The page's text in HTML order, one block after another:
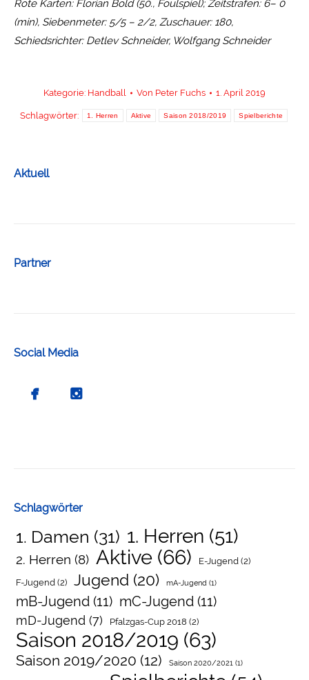
Rote Karten: Florian Bold (50., Foulspiel); Zeitstrafen: 6– 0
(min), Siebenmeter: 5/5 – 2/2, Zuschauer: 180,
Schiedsrichter: Detlev Schneider, Wolfgang Schneider
Kategorie: Handball Von Peter Fuchs 1. April 2019
Schlagwörter: 1. Herren Aktive Saison 2018/2019 Spielberichte
Aktuell
Partner
Social Media
Schlagwörter
1. Damen (31) 1. Herren (51)
2. Herren (8) Aktive (66) E-Jugend (2)
F-Jugend (2) Jugend (20) mA-Jugend (1)
mB-Jugend (11) mC-Jugend (11)
mD-Jugend (7) Pfalzgas-Cup 2018 (2)
Saison 2018/2019 (63)
Saison 2019/2020 (12) Saison 2020/2021 (1)